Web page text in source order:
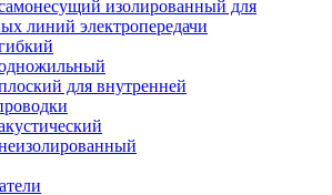
изолированный для
линий электропередачи
для внутренней